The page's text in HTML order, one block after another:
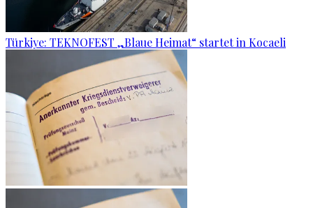
Türkiye: TEKNOFEST „Blaue Heimat“ startet in Kocaeli